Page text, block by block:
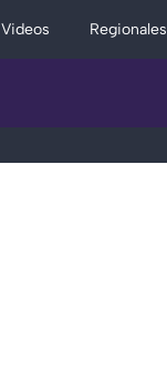
Videos Regionales